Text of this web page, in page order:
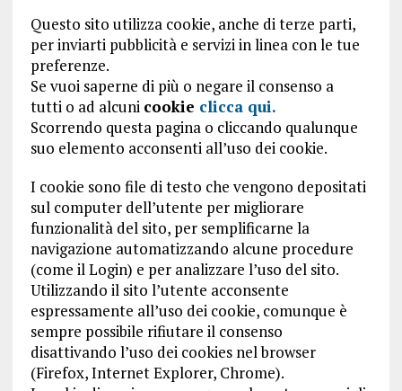
Questo sito utilizza cookie, anche di terze parti,
per inviarti pubblicità e servizi in linea con le tue
preferenze.
Se vuoi saperne di più o negare il consenso a
tutti o ad alcuni cookie clicca qui.
Scorrendo questa pagina o cliccando qualunque
suo elemento acconsenti all’uso dei cookie.
I cookie sono file di testo che vengono depositati
sul computer dell’utente per migliorare
funzionalità del sito, per semplificarne la
navigazione automatizzando alcune procedure
(come il Login) e per analizzare l’uso del sito.
Utilizzando il sito l’utente acconsente
espressamente all’uso dei cookie, comunque è
sempre possibile rifiutare il consenso
disattivando l’uso dei cookies nel browser
(Firefox, Internet Explorer, Chrome).